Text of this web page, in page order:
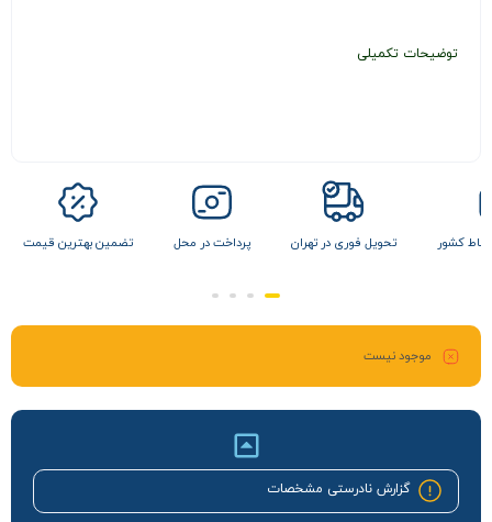
توضیحات تکمیلی
نقاط کشور تحویل فوری در تهران پرداخت در محل تضمین بهترین قیمت
موجود نیست
گزارش نادرستی مشخصات